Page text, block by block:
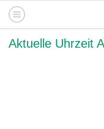
Aktuelle Uhrzeit